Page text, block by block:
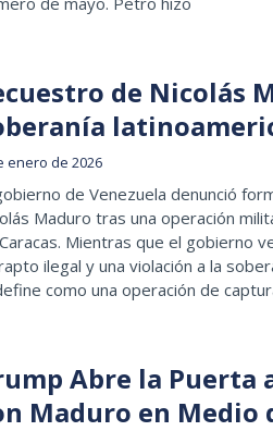
de Nicolás
enero de 2026
de Venezuela denunció
Maduro tras una operación
Mientras que el gobierno
ilegal y una violación a la
como una operación de
Abre la Puerta
Maduro en Medio